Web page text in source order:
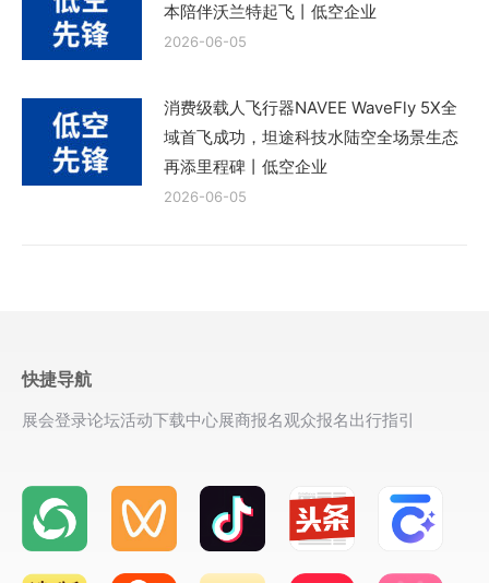
本陪伴沃兰特起飞丨低空企业
2026-06-05
消费级载人飞行器NAVEE WaveFly 5X全
域首飞成功，坦途科技水陆空全场景生态
再添里程碑丨低空企业
2026-06-05
快捷导航
展会登录论坛活动下载中心展商报名观众报名出行指引